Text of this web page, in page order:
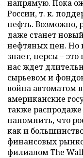
напрямую. Пока
России, т. к.
нефть. Возможно,
даже станет
нефтяных цен. Но
знает, персы –
нас ждет
сырьевом и
война автоматом
американские
также распродаже
напомнить, что
как и
финансовых
филиалом The